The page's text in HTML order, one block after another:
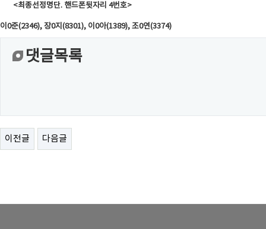
<최종선정명단. 핸드폰뒷자리 4번호>
이0준(2346), 장0지(8301), 이0아(1389), 조0연(3374)
댓글목록
이전글 다음글